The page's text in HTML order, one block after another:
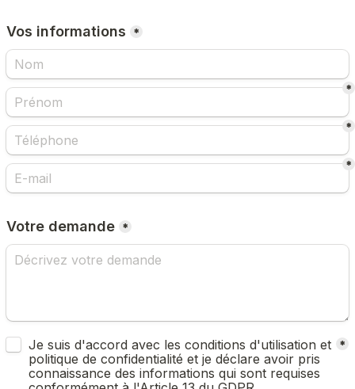
Vos informations *
*
*
*
Votre demande *
Untitled checkboxes field
Je suis d'accord avec les conditions d'utilisation et
politique de confidentialité et je déclare avoir pris
connaissance des informations qui sont requises
*